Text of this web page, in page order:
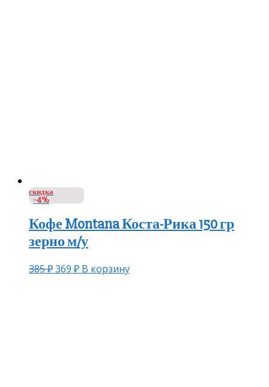
скидка
-4%
Кофе Montana Коста-Рика 150 гр
зерно м/у
385₽369 ₽ В корзину